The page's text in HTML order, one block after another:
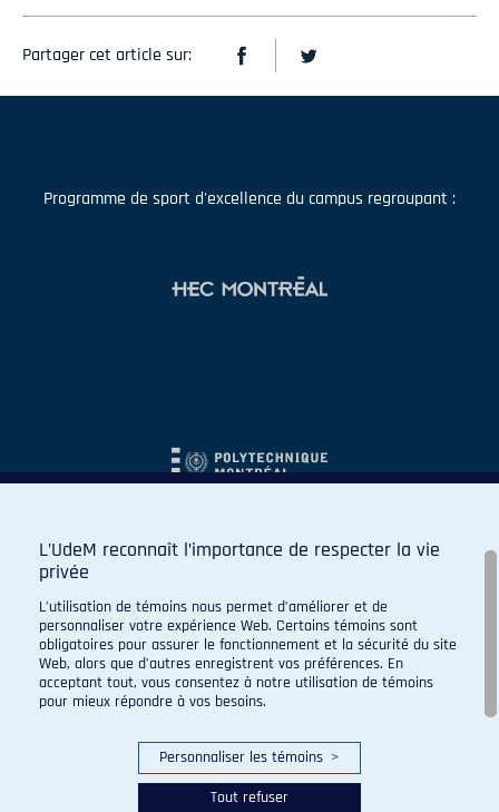
Partager cet article sur:
Programme de sport d'excellence du campus regroupant :
L’UdeM reconnaît l’importance de respecter la vie
privée
L’utilisation de témoins nous permet d’améliorer et de
personnaliser votre expérience Web. Certains témoins sont
obligatoires pour assurer le fonctionnement et la sécurité du site
Web, alors que d’autres enregistrent vos préférences. En
acceptant tout, vous consentez à notre utilisation de témoins
pour mieux répondre à vos besoins.
Personnaliser les témoins >
Tout refuser